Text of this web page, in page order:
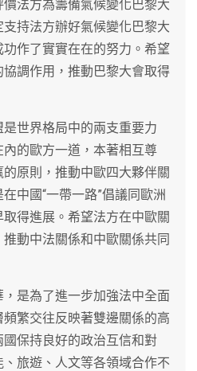
法方為籌備氣候變化巴黎大
持法方辦好氣候變化巴黎大
作了實實在在的努力。希望
調作用，推動巴黎大會取得
世界格局中的兩支重要力
的歐方一道，本著相互尊
原則，推動中歐四大夥伴關
中國“一帶一路”倡議同歐洲
得進展。希望法方在中歐關
動中法關係和中歐關係共同
是為了進一步加強法中全面
繁交往反映著雙邊關係的高
保持良好的政治互信和對
旅遊、人文等各領域合作不